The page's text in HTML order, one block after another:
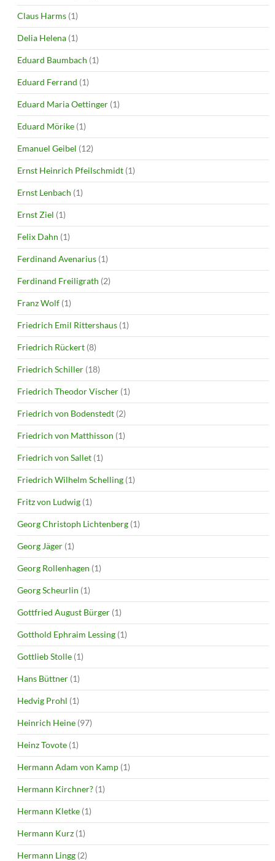
Claus Harms (1)
Delia Helena (1)
Eduard Baumbach (1)
Eduard Ferrand (1)
Eduard Maria Oettinger (1)
Eduard Mörike (1)
Emanuel Geibel (12)
Ernst Heinrich Pfeilschmidt (1)
Ernst Lenbach (1)
Ernst Ziel (1)
Felix Dahn (1)
Ferdinand Avenarius (1)
Ferdinand Freiligrath (2)
Franz Wolf (1)
Friedrich Emil Rittershaus (1)
Friedrich Rückert (8)
Friedrich Schiller (18)
Friedrich Theodor Vischer (1)
Friedrich von Bodenstedt (2)
Friedrich von Matthisson (1)
Friedrich von Sallet (1)
Friedrich Wilhelm Schelling (1)
Fritz von Ludwig (1)
Georg Christoph Lichtenberg (1)
Georg Jäger (1)
Georg Rollenhagen (1)
Georg Scheurlin (1)
Gottfried August Bürger (1)
Gotthold Ephraim Lessing (1)
Gottlieb Stolle (1)
Hans Büttner (1)
Hedvig Prohl (1)
Heinrich Heine (97)
Heinz Tovote (1)
Hermann Adam von Kamp (1)
Hermann Kirchner? (1)
Hermann Kletke (1)
Hermann Kurz (1)
Hermann Lingg (2)